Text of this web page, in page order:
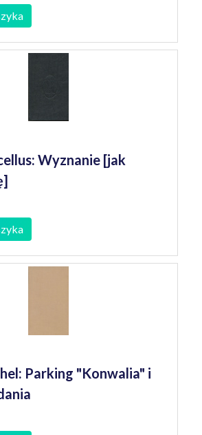
Wyznanie [jak
Parking "Konwalia" i